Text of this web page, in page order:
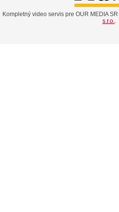
Kompletný video servis pre OUR MEDIA
s.r.o..